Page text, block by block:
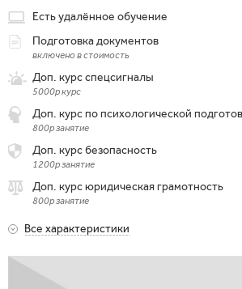
Есть удалённое обучение
Подготовка документов
включено в стоимость
Доп. курс спецсигналы
5000р курс
Доп. курс по психологической
800р занятие
Доп. курс безопасность
1200р занятие
Доп. курс юридическая грамотность
800р занятие
Все характеристики